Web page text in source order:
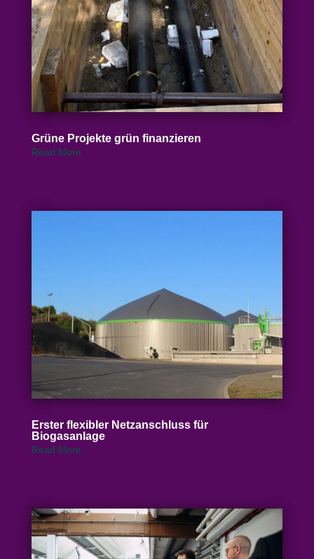
Grüne Projekte grün finanzieren
Read More
Erster flexibler Netz­an­schluss für
Biogasanlage
Read More